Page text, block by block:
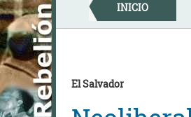
Skip
to
content
INICIO
El Salvador